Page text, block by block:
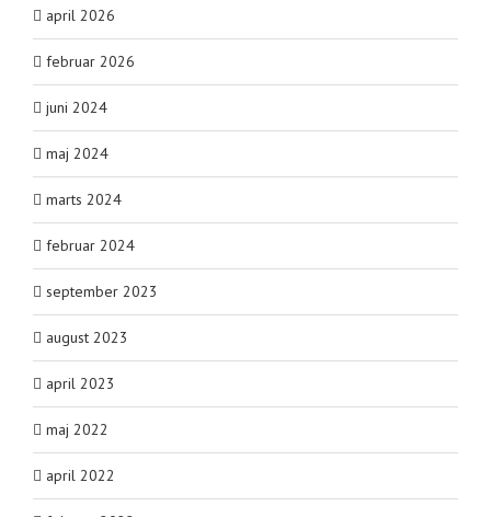
april 2026
februar 2026
juni 2024
maj 2024
marts 2024
februar 2024
september 2023
august 2023
april 2023
maj 2022
april 2022